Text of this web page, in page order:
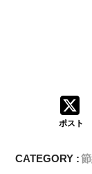
ポスト
CATEGORY :